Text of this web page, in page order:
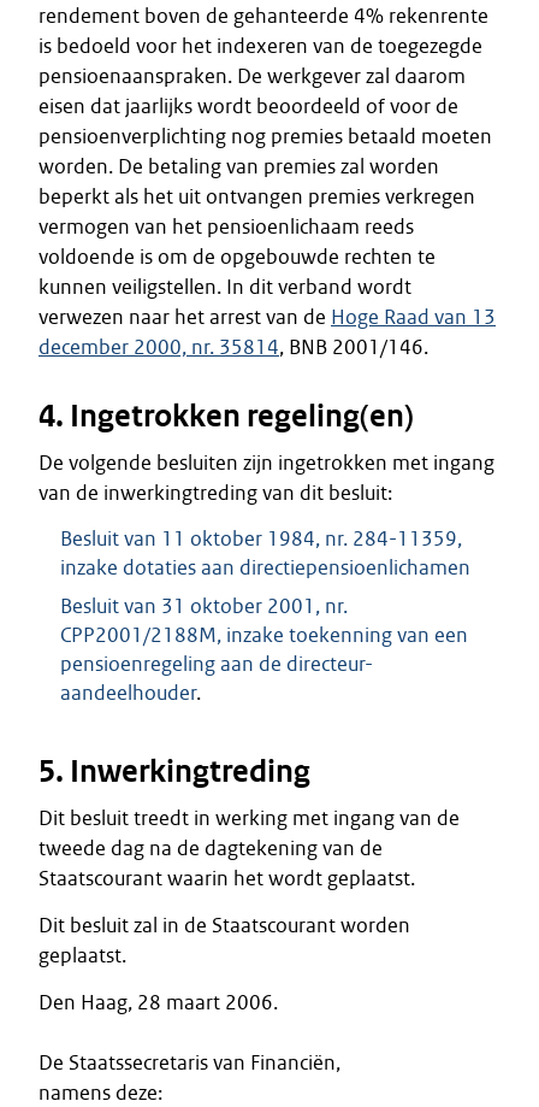
rendement boven de gehanteerde 4% rekenrente
is bedoeld voor het indexeren van de toegezegde
pensioenaanspraken. De werkgever zal daarom
eisen dat jaarlijks wordt beoordeeld of voor de
pensioenverplichting nog premies betaald moeten
worden. De betaling van premies zal worden
beperkt als het uit ontvangen premies verkregen
vermogen van het pensioenlichaam reeds
voldoende is om de opgebouwde rechten te
kunnen veiligstellen. In dit verband wordt
verwezen naar het arrest van de Hoge Raad van 13
december 2000, nr. 35814, BNB 2001/146.
4. Ingetrokken regeling(en)
De volgende besluiten zijn ingetrokken met ingang
van de inwerkingtreding van dit besluit:
Besluit van 11 oktober 1984, nr. 284-11359,
inzake dotaties aan directiepensioenlichamen
Besluit van 31 oktober 2001, nr.
CPP2001/2188M, inzake toekenning van een
pensioenregeling aan de directeur-
aandeelhouder.
5. Inwerkingtreding
Dit besluit treedt in werking met ingang van de
tweede dag na de dagtekening van de
Staatscourant waarin het wordt geplaatst.
Dit besluit zal in de Staatscourant worden
geplaatst.
Den Haag, 28 maart 2006.
De Staatssecretaris van Financiën,
namens deze: